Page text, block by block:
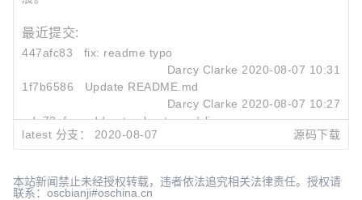
最近提交:
447afc83
fix: readme typo
Darcy Clarke 2020-08-07 10:31
1f7b6586
Update README.md
Darcy Clarke 2020-08-07 10:27
eda72afe
add note about npm/cli
2018-07-12 15:40
latest 分支： 2020-08-07 源码下载
本站新闻禁止未经授权转载，违者依法追究相关法律责任。授权请
联系：oscbianji#oschina.cn